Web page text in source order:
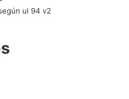
ul 94 v2